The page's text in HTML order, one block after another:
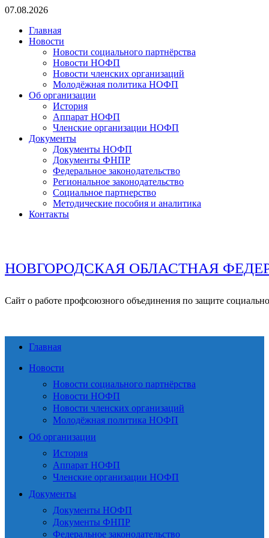
Перейти
содержимому
07.08.2026
Главная
Новости
Новости социального партнёрства
Новости НОФП
Новости членских организаций
Молодёжная политика НОФП
Об организации
История
Аппарат НОФП
Членские организации НОФП
Документы
Документы НОФП
Документы ФНПР
Федеральное законодательство
Региональное законодательство
Социальное партнерство
Методические пособия и аналитика
Контакты
НОВГОРОДСКАЯ ОБЛАСТНАЯ
Сайт о работе профсоюзного объединения по защите
Главная
Новости
Новости социального партнёрства
Новости НОФП
Новости членских организаций
Молодёжная политика НОФП
Об организации
История
Аппарат НОФП
Членские организации НОФП
Документы
Документы НОФП
Документы ФНПР
Федеральное законодательство